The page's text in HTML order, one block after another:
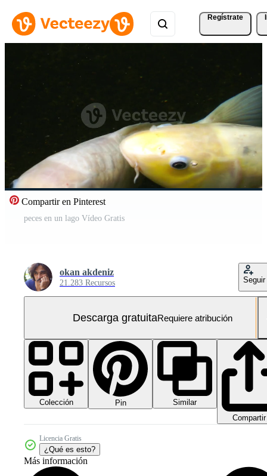
Regístrate
Compartir en Pinterest
peces en un lago Vídeo Gratis
okan akdeniz
21.283 Recursos Seguir
Descarga gratuitaRequiere atribución
Colección Pin
Similar
Compartir
Licencia Gratis
¿Qué es esto?
Más información